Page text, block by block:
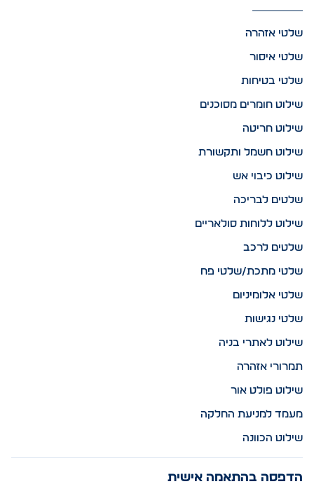
שלטי אזהרה
שלטי איסור
שלטי בטיחות
שילוט חומרים מסוכנים
שילוט חריטה
שילוט חשמל ותקשורת
שילוט כיבוי אש
שלטים לבריכה
שילוט ללוחות סולאריים
שלטים לרכב
שלטי מתכת/שלטי פח
שלטי אלומיניום
שלטי נגישות
שילוט לאתרי בניה
תמרורי אזהרה
שילוט פולט אור
מעמד למניעת החלקה
שילוט הכוונה
הדפסה בהתאמה אישית